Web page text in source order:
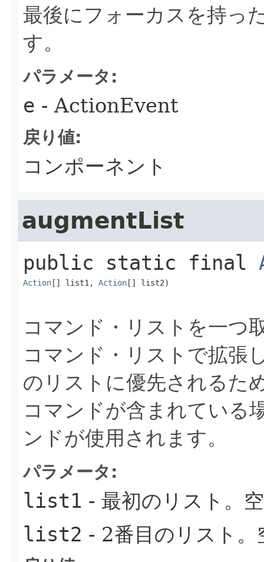
最後にフォーカスを持っ
す。
パラメータ:
e - ActionEvent
戻り値:
コンポーネント
augmentList
public static final
Action [] list1, Action [] list2)
コマンド・リストを一つ
コマンド・リストで拡張
のリストに優先されるた
コマンドが含まれている
ンドが使用されます。
パラメータ:
list1 - 最初のリスト。
list2 - 2番目のリスト